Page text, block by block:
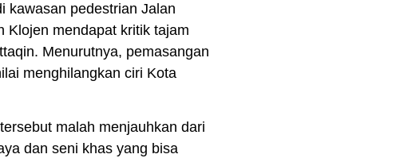
kawasan pedestrian Jalan
Klojen mendapat kritik tajam
Menurutnya, pemasangan
menghilangkan ciri Kota
malah menjauhkan dari
dan seni khas yang bisa